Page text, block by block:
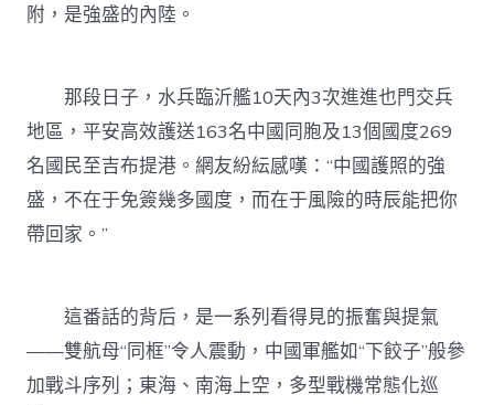
附，是強盛的內陸。
那段日子，水兵臨沂艦10天內3次進進也門交兵
地區，平安高效護送163名中國同胞及13個國度269
名國民至吉布提港。網友紛紜感嘆：“中國護照的強
盛，不在于免簽幾多國度，而在于風險的時辰能把你
帶回家。”
這番話的背后，是一系列看得見的振奮與提氣
——雙航母“同框”令人震動，中國軍艦如“下餃子”般參
加戰斗序列；東海、南海上空，多型戰機常態化巡